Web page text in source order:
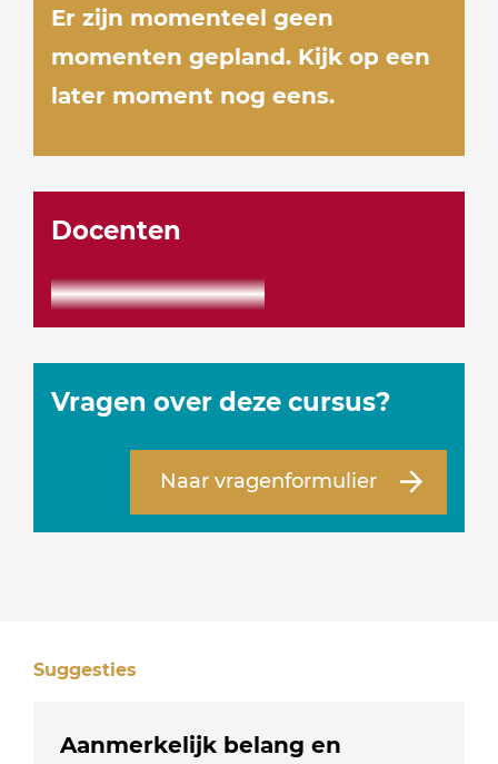
Er zijn momenteel geen
momenten gepland. Kijk op een
later moment nog eens.
Docenten
Vragen over deze cursus?
Naar vragenformulier
Suggesties
Aanmerkelijk belang en